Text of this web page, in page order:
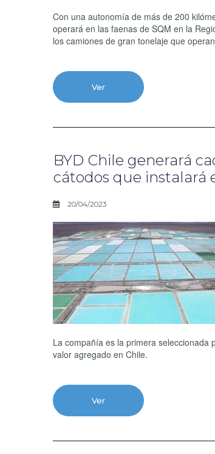
Con una autonomía de más de 200
operará en las faenas de SQM en la
los camiones de gran tonelaje que
Ver
BYD Chile generará
cátodos que instalará
20/04/2023
La compañía es la primera seleccionada
valor agregado en Chile.
Ver